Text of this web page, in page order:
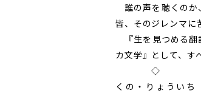
誰の声を聴くのか
皆、そのジレンマに
『生を見つめる翻
カ文学』として、す
◇
くの・りょうい